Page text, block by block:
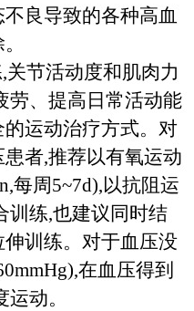
良导致的各种高血
,关节活动度和肌肉力
劳、提高日常活动能
运动治疗方式。对
患者,推荐以有氧运动
每周5~7d),以抗阻运
训练,也建议同时结
训练。对于血压没
在血压得到
动。